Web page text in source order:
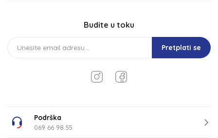
Budite u toku
Pretplati se
Podrška
069 66 98 55